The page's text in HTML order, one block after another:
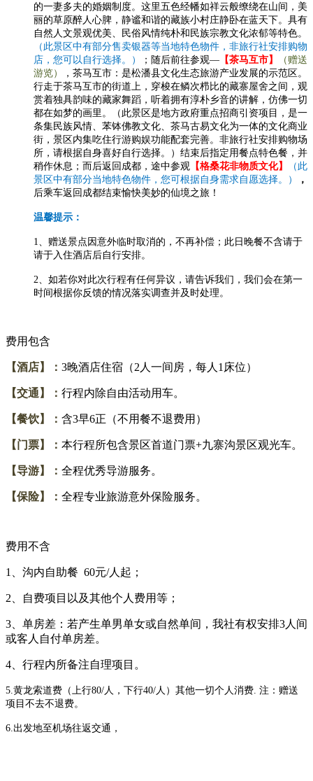
的一妻多夫的婚姻制度。这里五色经幡如祥云般缭绕在山间，美
丽的草原醉人心脾，静谧和谐的藏族小村庄静卧在蓝天下。具有
自然人文景观优美、民俗风情纯朴和民族宗教文化浓郁等特色。
（此景区中有部分售卖银器等当地特色物件，非旅行社安排购物
店，您可以自行选择。）
；随后前往参观— 【茶马互市】
（赠送
游览）
，茶马互市：是松潘县文化生态旅游产业发展的示范区。
行走于茶马互市的街道上，穿梭在鳞次栉比的藏寨屋舍之间，观
赏着独具韵味的藏家舞蹈，听着拥有淳朴乡音的讲解，仿佛一切
都在如梦的画里。（此景区是地方政府重点招商引资项目，是一
条集民族风情、苯钵佛教文化、茶马古易文化为一体的文化商业
街，景区内集吃住行游购娱功能配套完善。非旅行社安排购物场
所，请根据自身喜好自行选择。） 结束后指定用餐点特色餐，并
稍作休息； 而后返回成都，途中参观 【格桑花非物质文化】
（此
景区中有部分当地特色物件，您可根据自身需求自愿选择。）
，
后乘车返回成都结束愉快美妙的仙境之旅！
温馨提示：
1、赠送景点因意外临时取消的，不再补偿；此日晚餐不含请于
请于入住酒店后自行安排。
2、如若你对此次行程有任何异议，请告诉我们，我们会在第一
时间根据你反馈的情况落实调查并及时处理。
费用包含
【酒店】： 3晚酒店住宿（2人一间房，每人1床位）
【交通】： 行程内除自由活动用车。
【餐饮】： 含3早6正（不用餐不退费用）
【门票】： 本行程所包含景区首道门票+九寨沟景区观光车。
【导游】： 全程优秀导游服务。
【保险】： 全程专业旅游意外保险服务。
费用不含
1、沟内自助餐 60元/人起；
2、自费项目以及其他个人费用等；
3、单房差：若产生单男单女或自然单间，我社有权安排3人间
或客人自付单房差。
4、行程内所备注自理项目。
5.黄龙索道费（上行80/人，下行40/人）其他一切个人消费. 注：赠送
项目不去不退费。
6.出发地至机场往返交通，